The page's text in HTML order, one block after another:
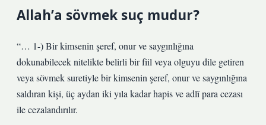
Allah’a sövmek suç mudur?
“… 1-) Bir kimsenin şeref, onur ve saygınlığına
dokunabilecek nitelikte belirli bir fiil veya olguyu dile getiren
veya sövmek suretiyle bir kimsenin şeref, onur ve saygınlığına
saldıran kişi, üç aydan iki yıla kadar hapis ve adlî para cezası
ile cezalandırılır.